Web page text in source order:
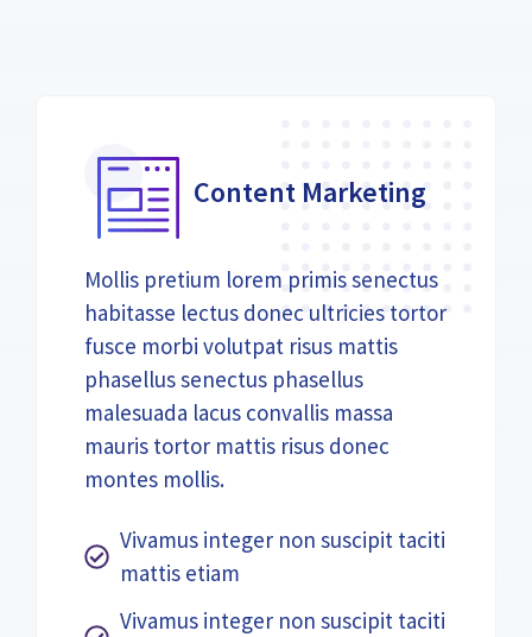
Content Marketing
Mollis pretium lorem primis senectus
habitasse lectus donec ultricies tortor
fusce morbi volutpat risus mattis
phasellus senectus phasellus
malesuada lacus convallis massa
mauris tortor mattis risus donec
montes mollis.
Vivamus integer non suscipit taciti
mattis etiam
Vivamus integer non suscipit taciti